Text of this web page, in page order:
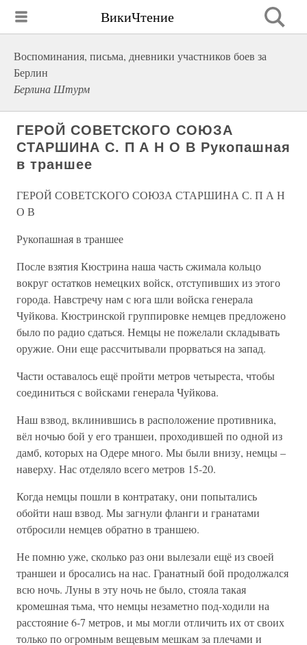
ВикиЧтение
Воспоминания, письма, дневники участников боев за
Берлин
Берлина Штурм
ГЕРОЙ СОВЕТСКОГО СОЮЗА
СТАРШИНА С. П А Н О В Рукопашная
в траншее
ГЕРОЙ СОВЕТСКОГО СОЮЗА СТАРШИНА С. П А Н
О В
Рукопашная в траншее
После взятия Кюстрина наша часть сжимала кольцо
вокруг остатков немецких войск, отступивших из этого
города. Навстречу нам с юга шли войска генерала
Чуйкова. Кюстринской группировке немцев предложено
было по радио сдаться. Немцы не пожелали складывать
оружие. Они еще рассчитывали прорваться на запад.
Части оставалось ещё пройти метров четыреста, чтобы
соединиться с войсками генерала Чуйкова.
Наш взвод, вклинившись в расположение противника,
вёл ночью бой у его траншеи, проходившей по одной из
дамб, которых на Одере много. Мы были внизу, немцы –
наверху. Нас отделяло всего метров 15-20.
Когда немцы пошли в контратаку, они попытались
обойти наш взвод. Мы загнули фланги и гранатами
отбросили немцев обратно в траншею.
Не помню уже, сколько раз они вылезали ещё из своей
траншеи и бросались на нас. Гранатный бой продолжался
всю ночь. Луны в эту ночь не было, стояла такая
кромешная тьма, что немцы незаметно под-ходили на
расстояние 6-7 метров, и мы могли отличить их от своих
только по огромным вещевым мешкам за плечами и